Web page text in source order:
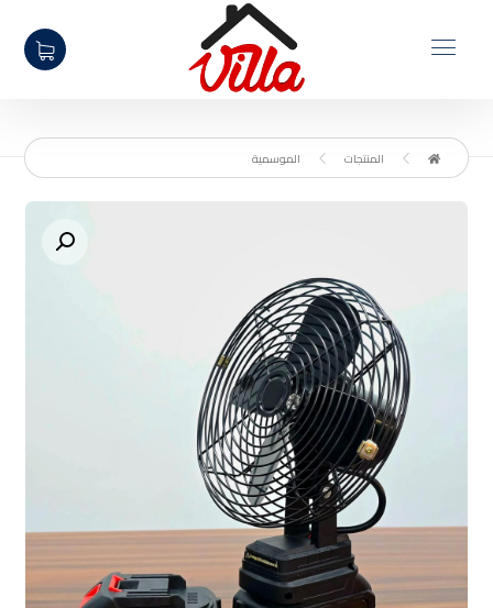
المنتجات الموسمية